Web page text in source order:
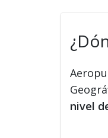
nivel